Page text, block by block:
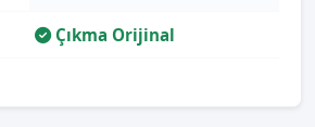
Çıkma Orijinal